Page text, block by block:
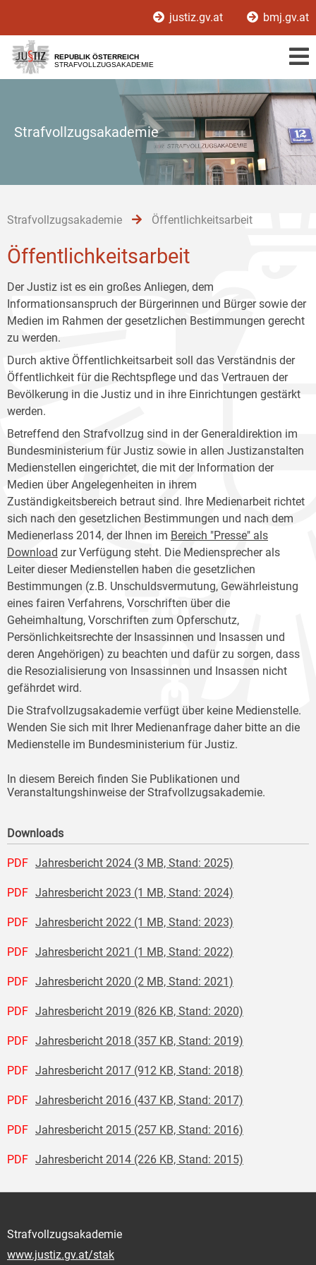
[1]
[2]
[3]
justiz.gv.at bmj.gv.at
REPUBLIK ÖSTERREICH
STRAFVOLLZUGSAKADEMIE
Strafvollzugsakademie
Strafvollzugsakademie Öffentlichkeitsarbeit
Öffentlichkeitsarbeit
Der Justiz ist es ein großes Anliegen, dem
Informationsanspruch der Bürgerinnen und Bürger sowie der
Medien im Rahmen der gesetzlichen Bestimmungen gerecht
zu werden.
Durch aktive Öffentlichkeitsarbeit soll das Verständnis der
Öffentlichkeit für die Rechtspflege und das Vertrauen der
Bevölkerung in die Justiz und in ihre Einrichtungen gestärkt
werden.
Betreffend den Strafvollzug sind in der Generaldirektion im
Bundesministerium für Justiz sowie in allen Justizanstalten
Medienstellen eingerichtet, die mit der Information der
Medien über Angelegenheiten in ihrem
Zuständigkeitsbereich betraut sind. Ihre Medienarbeit richtet
sich nach den gesetzlichen Bestimmungen und nach dem
Medienerlass 2014, der Ihnen im Bereich "Presse" als
Download zur Verfügung steht. Die Mediensprecher als
Leiter dieser Medienstellen haben die gesetzlichen
Bestimmungen (z.B. Unschuldsvermutung, Gewährleistung
eines fairen Verfahrens, Vorschriften über die
Geheimhaltung, Vorschriften zum Opferschutz,
Persönlichkeitsrechte der Insassinnen und Insassen und
deren Angehörigen) zu beachten und dafür zu sorgen, dass
die Resozialisierung von Insassinnen und Insassen nicht
gefährdet wird.
Die Strafvollzugsakademie verfügt über keine Medienstelle.
Wenden Sie sich mit Ihrer Medienanfrage daher bitte an die
Medienstelle im Bundesministerium für Justiz.
In diesem Bereich finden Sie Publikationen und
Veranstaltungshinweise der Strafvollzugsakademie.
Downloads
PDF Jahresbericht 2024 (3 MB, Stand: 2025)
PDF Jahresbericht 2023 (1 MB, Stand: 2024)
PDF Jahresbericht 2022 (1 MB, Stand: 2023)
PDF Jahresbericht 2021 (1 MB, Stand: 2022)
PDF Jahresbericht 2020 (2 MB, Stand: 2021)
PDF Jahresbericht 2019 (826 KB, Stand: 2020)
PDF Jahresbericht 2018 (357 KB, Stand: 2019)
PDF Jahresbericht 2017 (912 KB, Stand: 2018)
PDF Jahresbericht 2016 (437 KB, Stand: 2017)
PDF Jahresbericht 2015 (257 KB, Stand: 2016)
PDF Jahresbericht 2014 (226 KB, Stand: 2015)
Strafvollzugsakademie
www.justiz.gv.at/stak